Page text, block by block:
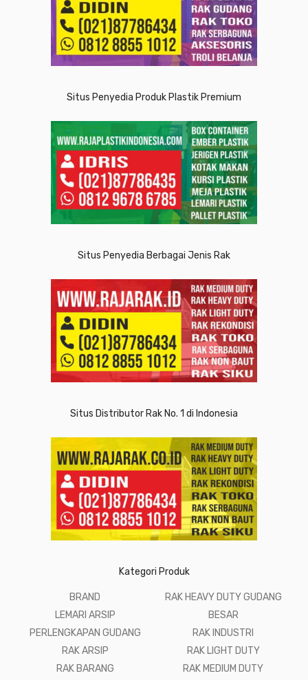
Situs Penyedia Produk Plastik Premium
Situs Penyedia Berbagai Jenis Rak
Situs Distributor Rak No. 1 di Indonesia
Kategori Produk
BRAND
LEMARI ARSIP
PERLENGKAPAN GUDANG
RAK ARSIP
RAK BARANG
RAK HEAVY DUTY GUDANG
BESAR
RAK INDUSTRI
RAK LIGHT DUTY
RAK MEDIUM DUTY